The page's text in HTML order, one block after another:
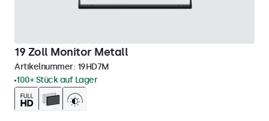
19 Zoll Monitor Metall
Artikelnummer: 19HD7M
100+ Stück auf Lager